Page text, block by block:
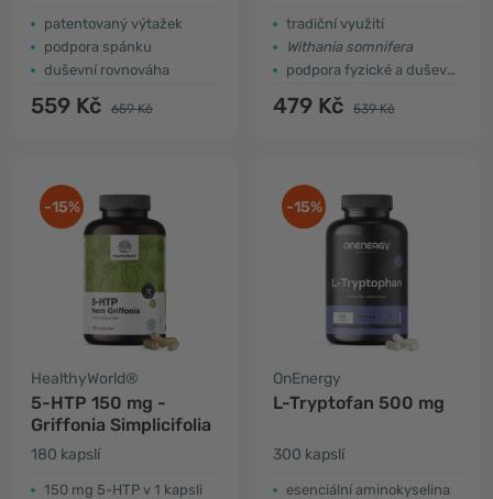
patentovaný výtažek
podpora spánku
duševní rovnováha
559 Kč 659 Kč
tradiční využití
Withania somnifera
podpora fyzické a duševní výkonnosti
479 Kč 539 Kč
-15%
HealthyWorld®
5-HTP 150 mg -
Griffonia Simplicifolia
180 kapslí
150 mg 5-HTP v 1 kapsli
-15%
OnEnergy
L-Tryptofan 500 mg
300 kapslí
esenciální aminokyselina